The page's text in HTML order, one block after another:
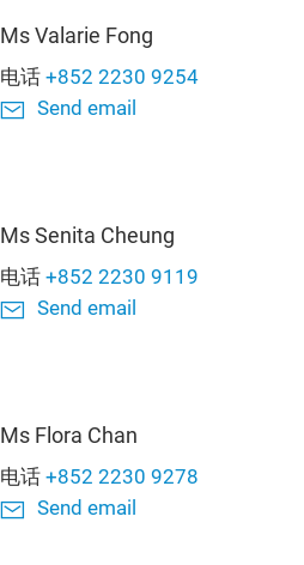
Ms Valarie Fong
电话 +852 2230 9254
Send email
Ms Senita Cheung
电话 +852 2230 9119
Send email
Ms Flora Chan
电话 +852 2230 9278
Send email